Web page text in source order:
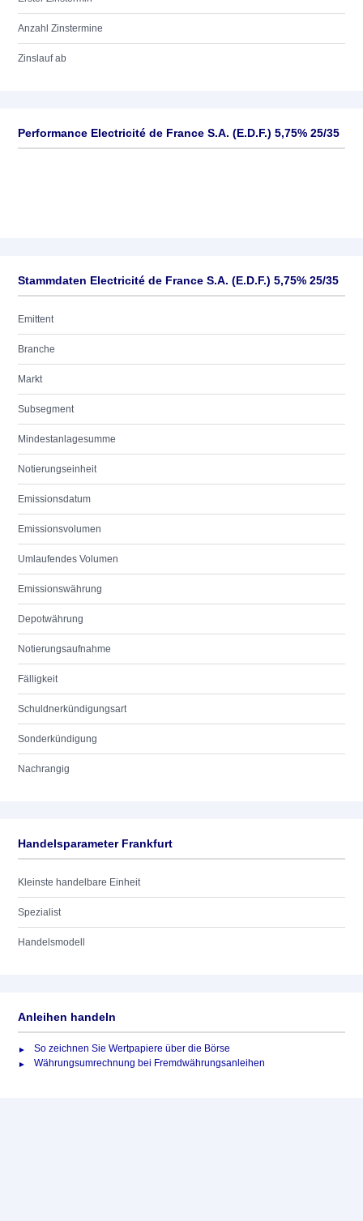
Anzahl Zinstermine
Zinslauf ab
Performance Electricité de France S.A. (E.D.F.) 5,75% 25/35
Stammdaten Electricité de France S.A. (E.D.F.) 5,75% 25/35
Emittent
Branche
Markt
Subsegment
Mindestanlagesumme
Notierungseinheit
Emissionsdatum
Emissionsvolumen
Umlaufendes Volumen
Emissionswährung
Depotwährung
Notierungsaufnahme
Fälligkeit
Schuldnerkündigungsart
Sonderkündigung
Nachrangig
Handelsparameter Frankfurt
Kleinste handelbare Einheit
Spezialist
Handelsmodell
Anleihen handeln
So zeichnen Sie Wertpapiere über die Börse
Währungsumrechnung bei Fremdwährungsanleihen